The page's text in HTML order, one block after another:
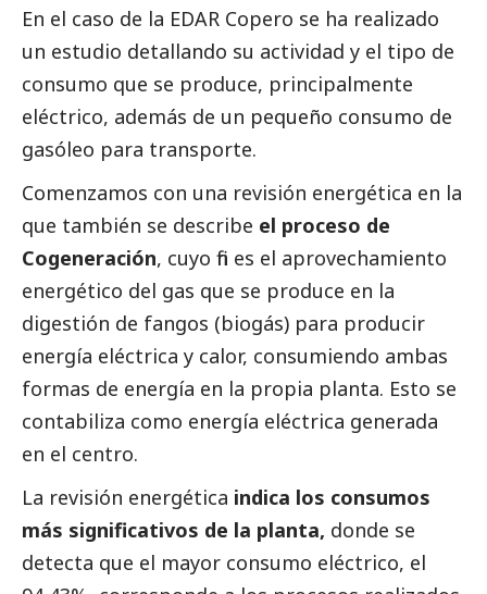
En el caso de la EDAR Copero se ha realizado
un estudio detallando su actividad y el tipo de
consumo que se produce, principalmente
eléctrico, además de un pequeño consumo de
gasóleo para transporte.
Comenzamos con una revisión energética en la
que también se describe el proceso de
Cogeneración, cuyo fin es el aprovechamiento
energético del gas que se produce en la
digestión de fangos (biogás) para producir
energía eléctrica y calor, consumiendo ambas
formas de energía en la propia planta. Esto se
contabiliza como energía eléctrica generada
en el centro.
La revisión energética indica los consumos
más significativos de la planta, donde se
detecta que el mayor consumo eléctrico, el